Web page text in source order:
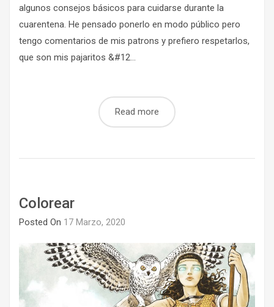
algunos consejos básicos para cuidarse durante la
cuarentena. He pensado ponerlo en modo público pero
tengo comentarios de mis patrons y prefiero respetarlos,
que son mis pajaritos &#12...
Read more
Colorear
Posted On 17 Marzo, 2020